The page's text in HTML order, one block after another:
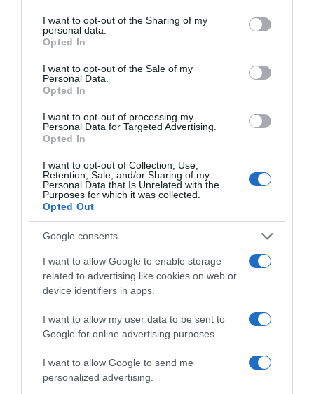
not limited to your visit or usage behaviour. You may click to
grant or deny consent to Google and its third-party tags to
use your data for below specified purposes in below Google
consent section.
I want to opt-out of the Sharing of my
personal data.
Opted In
I want to opt-out of the Sale of my
Personal Data.
Opted In
I want to opt-out of processing my
Personal Data for Targeted Advertising.
Opted In
I want to opt-out of Collection, Use,
Retention, Sale, and/or Sharing of my
Personal Data that Is Unrelated with the
Purposes for which it was collected.
Opted Out
Google consents
I want to allow Google to enable storage
related to advertising like cookies on web or
device identifiers in apps.
I want to allow my user data to be sent to
Google for online advertising purposes.
I want to allow Google to send me
personalized advertising.